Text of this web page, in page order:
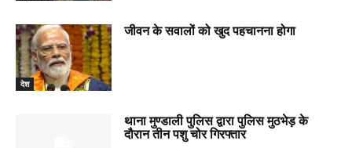
देश
जीवन के सवालों को खुद पहचानना होगा
थाना मुण्डाली पुलिस द्वारा पुलिस मुठभेड़ के
दौरान तीन पशु चोर गिरफ्तार